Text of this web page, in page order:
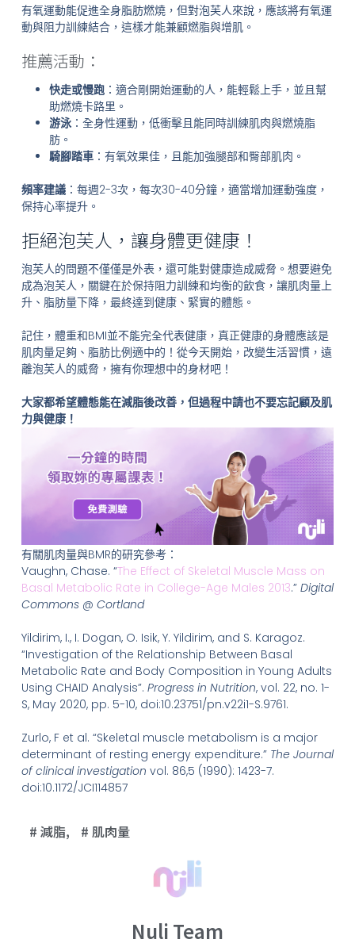
有氧運動能促進全身脂肪燃燒，但對泡芙人來說，應該將有氧運
動與阻力訓練結合，這樣才能兼顧燃脂與增肌。
推薦活動：
快走或慢跑：適合剛開始運動的人，能輕鬆上手，並且幫
助燃燒卡路里。
游泳：全身性運動，低衝擊且能同時訓練肌肉與燃燒脂
肪。
騎腳踏車：有氧效果佳，且能加強腿部和臀部肌肉。
頻率建議：每週2-3次，每次30-40分鐘，適當增加運動強度，
保持心率提升。
拒絕泡芙人，讓身體更健康！
泡芙人的問題不僅僅是外表，還可能對健康造成威脅。想要避免
成為泡芙人，關鍵在於保持阻力訓練和均衡的飲食，讓肌肉量上
升、脂肪量下降，最終達到健康、緊實的體態。
記住，體重和BMI並不能完全代表健康，真正健康的身體應該是
肌肉量足夠、脂肪比例適中的！從今天開始，改變生活習慣，遠
離泡芙人的威脅，擁有你理想中的身材吧！
大家都希望體態能在減脂後改善，但過程中請也不要忘記顧及肌
力與健康！
有關肌肉量與BMR的研究參考：
Vaughn, Chase. “The Effect of Skeletal Muscle Mass on
Basal Metabolic Rate in College-Age Males 2013.” Digital
Commons @ Cortland
Yildirim, I., I. Dogan, O. Isik, Y. Yildirim, and S. Karagoz.
“Investigation of the Relationship Between Basal
Metabolic Rate and Body Composition in Young Adults
Using CHAID Analysis”. Progress in Nutrition, vol. 22, no. 1-
S, May 2020, pp. 5-10, doi:10.23751/pn.v22i1-S.9761.
Zurlo, F et al. “Skeletal muscle metabolism is a major
determinant of resting energy expenditure.” The Journal
of clinical investigation vol. 86,5 (1990): 1423-7.
doi:10.1172/JCI114857
減脂, 肌肉量
Nuli Team